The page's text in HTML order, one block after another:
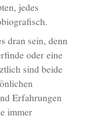
jedes
dran sein, denn
oder eine
sind beide
Erfahrungen
immer